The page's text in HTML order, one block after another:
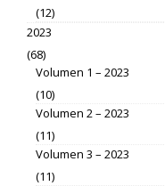
(12)
2023
(68)
Volumen 1 – 2023
(10)
Volumen 2 – 2023
(11)
Volumen 3 – 2023
(11)